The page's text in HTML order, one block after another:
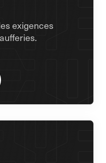
exigences